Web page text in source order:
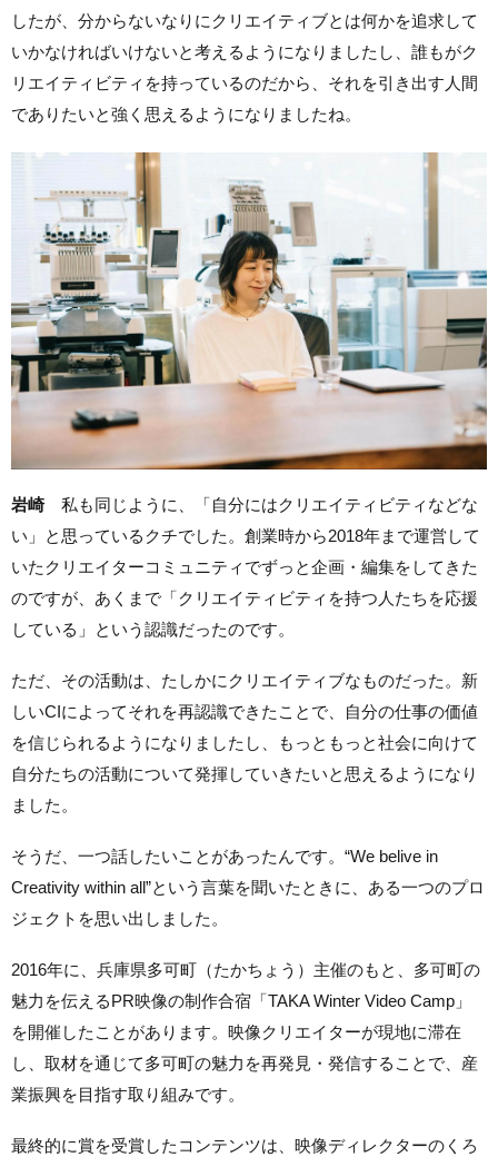
したが、分からないなりにクリエイティブとは何かを追求して
いかなければいけないと考えるようになりましたし、誰もがク
リエイティビティを持っているのだから、それを引き出す人間
でありたいと強く思えるようになりましたね。
岩崎 私も同じように、「自分にはクリエイティビティなどな
い」と思っているクチでした。創業時から2018年まで運営して
いたクリエイターコミュニティでずっと企画・編集をしてきた
のですが、あくまで「クリエイティビティを持つ人たちを応援
している」という認識だったのです。
ただ、その活動は、たしかにクリエイティブなものだった。新
しいCIによってそれを再認識できたことで、自分の仕事の価値
を信じられるようになりましたし、もっともっと社会に向けて
自分たちの活動について発揮していきたいと思えるようになり
ました。
そうだ、一つ話したいことがあったんです。“We belive in
Creativity within all”という言葉を聞いたときに、ある一つのプロ
ジェクトを思い出しました。
2016年に、兵庫県多可町（たかちょう）主催のもと、多可町の
魅力を伝えるPR映像の制作合宿「TAKA Winter Video Camp」
を開催したことがあります。映像クリエイターが現地に滞在
し、取材を通じて多可町の魅力を再発見・発信することで、産
業振興を目指す取り組みです。
最終的に賞を受賞したコンテンツは、映像ディレクターのくろ